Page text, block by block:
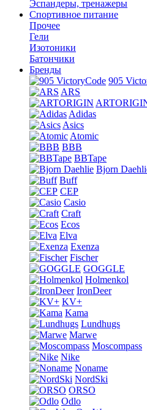
Эспандеры, тренажеры
Спортивное питание
Прочее
Гели
Изотоники
Батончики
Бренды
905
ARS
Adidas
Asics
Atomic
BBB
BBTape
Bjorn
Buff
CEP
Casio
Craft
Ecos
Elva
Exenza
Fischer
GOGGLE
Holmenkol
IronDeer
KV+
Kama
Lundhugs
Marwe
Moscompass
Nike
Noname
NordSki
ORSO
Odlo